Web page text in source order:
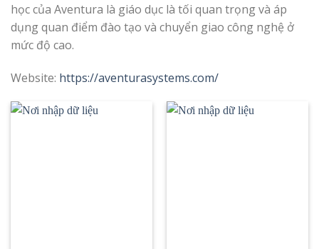
học của Aventura là giáo dục là tối quan trọng và áp
dụng quan điểm đào tạo và chuyển giao công nghệ ở
mức độ cao.
Website: https://aventurasystems.com/